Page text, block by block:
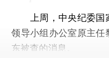
上周，中央纪委国
领导小组办公室原主
东被查的消息。